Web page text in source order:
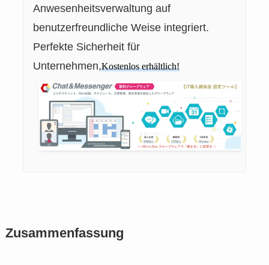
Anwesenheitsverwaltung auf
benutzerfreundliche Weise integriert.
Perfekte Sicherheit für
Unternehmen,Kostenlos erhältlich!
Zusammenfassung